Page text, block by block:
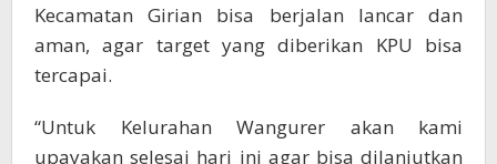
Kecamatan Girian bisa berjalan lancar dan
aman, agar target yang diberikan KPU bisa
tercapai.
“Untuk Kelurahan Wangurer akan kami
upayakan selesai hari ini agar bisa dilanjutkan